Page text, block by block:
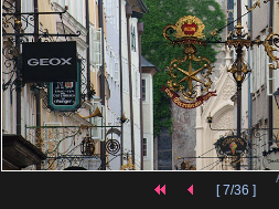
[ 7/36 ]